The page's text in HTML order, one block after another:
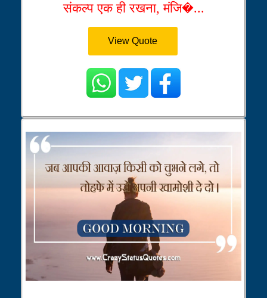
संकल्प एक ही रखना, मंजि�...
View Quote